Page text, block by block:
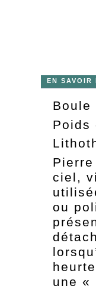
EN SAVOIR
Boule
Poids
ciel,
ou
une «